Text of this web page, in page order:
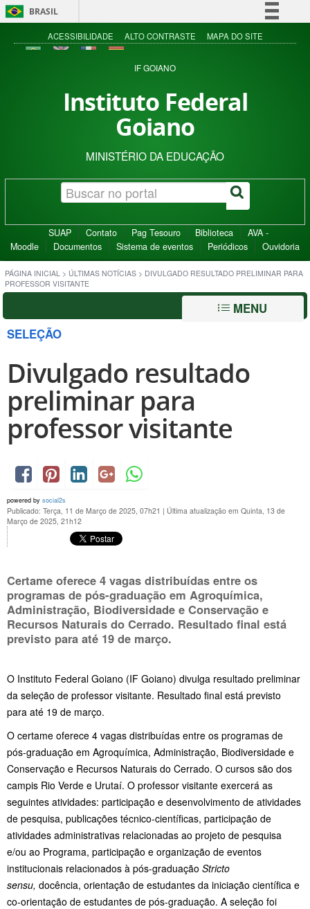
BRASIL
Simplifique!
Acesso à informação
ACESSIBILIDADE ALTO CONTRASTE MAPA DO SITE
IF GOIANO
Instituto Federal
Goiano
MINISTÉRIO DA EDUCAÇÃO
SUAP Contato Pag Tesouro Biblioteca
AVA -
Moodle
Documentos Sistema de eventos Periódicos Ouvidoria
PÁGINA INICIAL > ÚLTIMAS NOTÍCIAS > DIVULGADO RESULTADO PRELIMINAR PARA
PROFESSOR VISITANTE
MENU
SELEÇÃO
Divulgado resultado
preliminar para
professor visitante
powered by social2s
Publicado: Terça, 11 de Março de 2025, 07h21 | Última atualização em Quinta, 13 de
Março de 2025, 21h12
Certame oferece 4 vagas distribuídas entre os
programas de pós-graduação em Agroquímica,
Administração, Biodiversidade e Conservação e
Recursos Naturais do Cerrado. Resultado final está
previsto para até 19 de março.
O Instituto Federal Goiano (IF Goiano) divulga resultado preliminar
da seleção de professor visitante. Resultado final está previsto
para até 19 de março.
O certame oferece 4 vagas distribuídas entre os programas de
pós-graduação em Agroquímica, Administração, Biodiversidade e
Conservação e Recursos Naturais do Cerrado. O cursos são dos
campis Rio Verde e Urutaí. O professor visitante exercerá as
seguintes atividades: participação e desenvolvimento de atividades
de pesquisa, publicações técnico-científicas, participação de
atividades administrativas relacionadas ao projeto de pesquisa
e/ou ao Programa, participação e organização de eventos
institucionais relacionados à pós-graduação Stricto
sensu, docência, orientação de estudantes da iniciação científica e
co-orientação de estudantes de pós-graduação. A seleção foi